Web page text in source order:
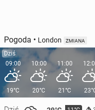
Pogoda • London ZMIANA
Dziś
09:00
19°C
10:00
20°C
11:00
21°C